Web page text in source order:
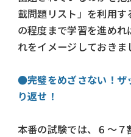
載問題リスト」を利用
の程度まで学習を進め
れをイメージしておきま
●完璧をめざさない！ザ
り返せ！
本番の試験では、６～７